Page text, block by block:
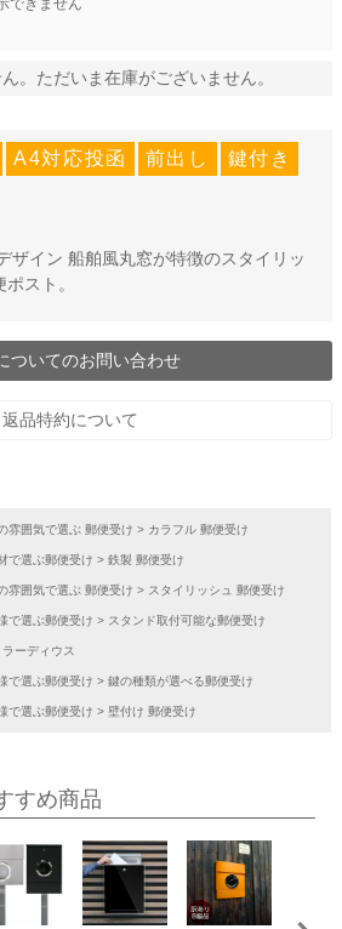
できません
。ただいま在庫がございません。
A4対応投函 前出し 鍵付き
ザイン 船舶風丸窓が特徴のスタイリッ
スト。
ついてのお問い合わせ
返品特約について
雰囲気で選ぶ 郵便受け カラフル 郵便受け
で選ぶ郵便受け 鉄製 郵便受け
雰囲気で選ぶ 郵便受け スタイリッシュ 郵便受け
で選ぶ郵便受け スタンド取付可能な郵便受け
ラーディウス
で選ぶ郵便受け 鍵の種類が選べる郵便受け
で選ぶ郵便受け 壁付け 郵便受け
すめ商品